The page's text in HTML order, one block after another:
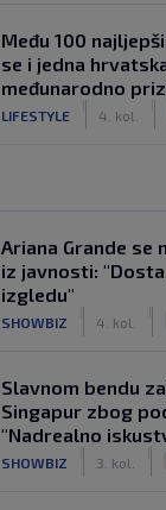
Među 100
se i jedna
međunarodno
LIFESTYLE 4. kol.
Ariana Grande se
iz javnosti:
izgledu"
SHOWBIZ 4. kol.
Slavnom bendu
Singapur zbog
"Nadrealno
SHOWBIZ 3. kol.